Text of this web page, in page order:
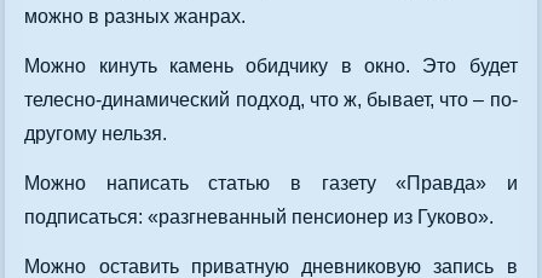
можно в разных жанрах.
Можно кинуть камень обидчику в окно. Это будет
телесно-динамический подход, что ж, бывает, что – по-
другому нельзя.
Можно написать статью в газету «Правда» и
подписаться: «разгневанный пенсионер из Гуково».
Можно оставить приватную дневниковую запись в